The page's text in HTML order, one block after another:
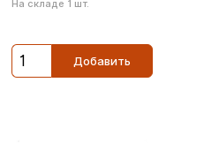
На складе 1 шт.
Добавить